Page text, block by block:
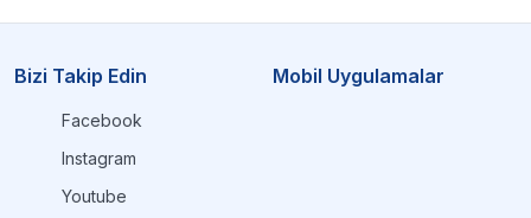
Bizi Takip Edin
Facebook
Instagram
Youtube
Mobil Uygulamalar